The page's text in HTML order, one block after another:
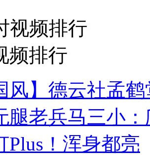
视频排行
频排行
风】德云社孟
腿老兵马三小
Plus！浑身都亮